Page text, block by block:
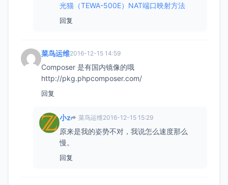
光猫（TEWA-500E）NAT端口映射方法
回复
菜鸟运维2016-12-15 14:59
Composer 是有国内镜像的哦
http://pkg.phpcomposer.com/
回复
小z 菜鸟运维2016-12-15 15:29
原来是我的姿势不对，我说怎么速度那么
慢。
回复